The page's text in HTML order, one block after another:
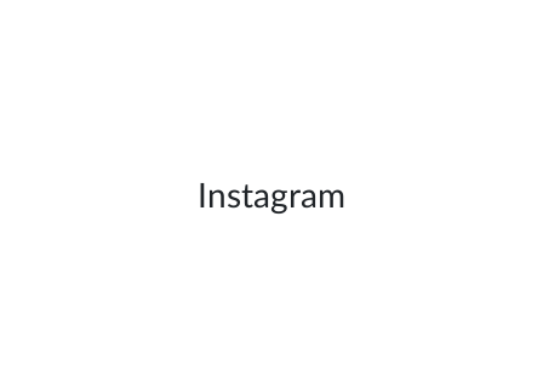
Instagram